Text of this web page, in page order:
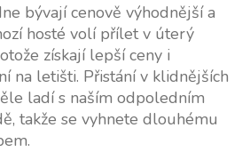
bývají cenově výhodnější a
hosté volí přílet v úterý
získají lepší ceny i
na letišti. Přistání v klidnějších
ladí s naším odpoledním
takže se vyhnete dlouhému